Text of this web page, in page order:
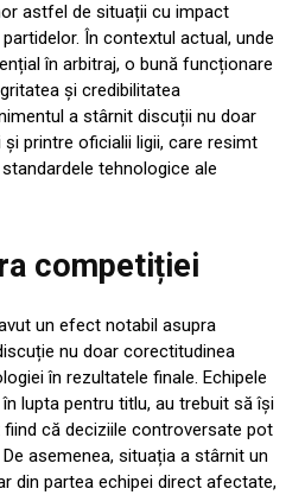
astfel de situații cu impact
În contextul actual, unde
în arbitraj, o bună funcționare
și credibilitatea
a stârnit discuții nu doar
printre oficialii ligii, care resimt
tehnologice ale
competiției
un efect notabil asupra
nu doar corectitudinea
în rezultatele finale. Echipele
lupta pentru titlu, au trebuit să își
că deciziile controversate pot
asemenea, situația a stârnit un
din partea echipei direct afectate,